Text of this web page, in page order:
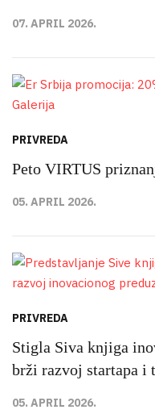
07. APRIL 2026.
PRIVREDA
Peto VIRTUS
05. APRIL 2026.
PRIVREDA
Stigla Siva knjiga
brži razvoj startapa i
05. APRIL 2026.